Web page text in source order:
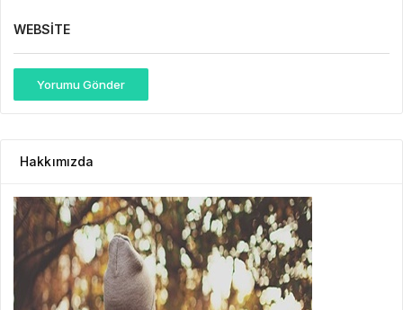
WEBSITE
Yorumu Gönder
Hakkımızda